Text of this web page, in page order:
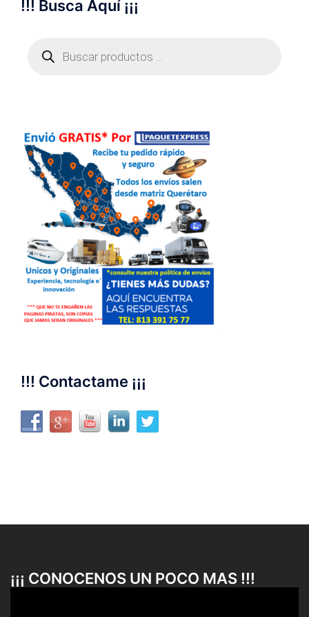
!!! Busca Aquí ¡¡¡
productos
!!! Contactame ¡¡¡
¡¡¡ CONOCENOS UN POCO MAS !!!